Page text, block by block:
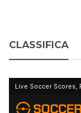
CLASSIFICA